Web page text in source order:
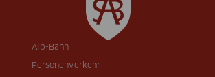
Alb-Bahn
Personenverkehr